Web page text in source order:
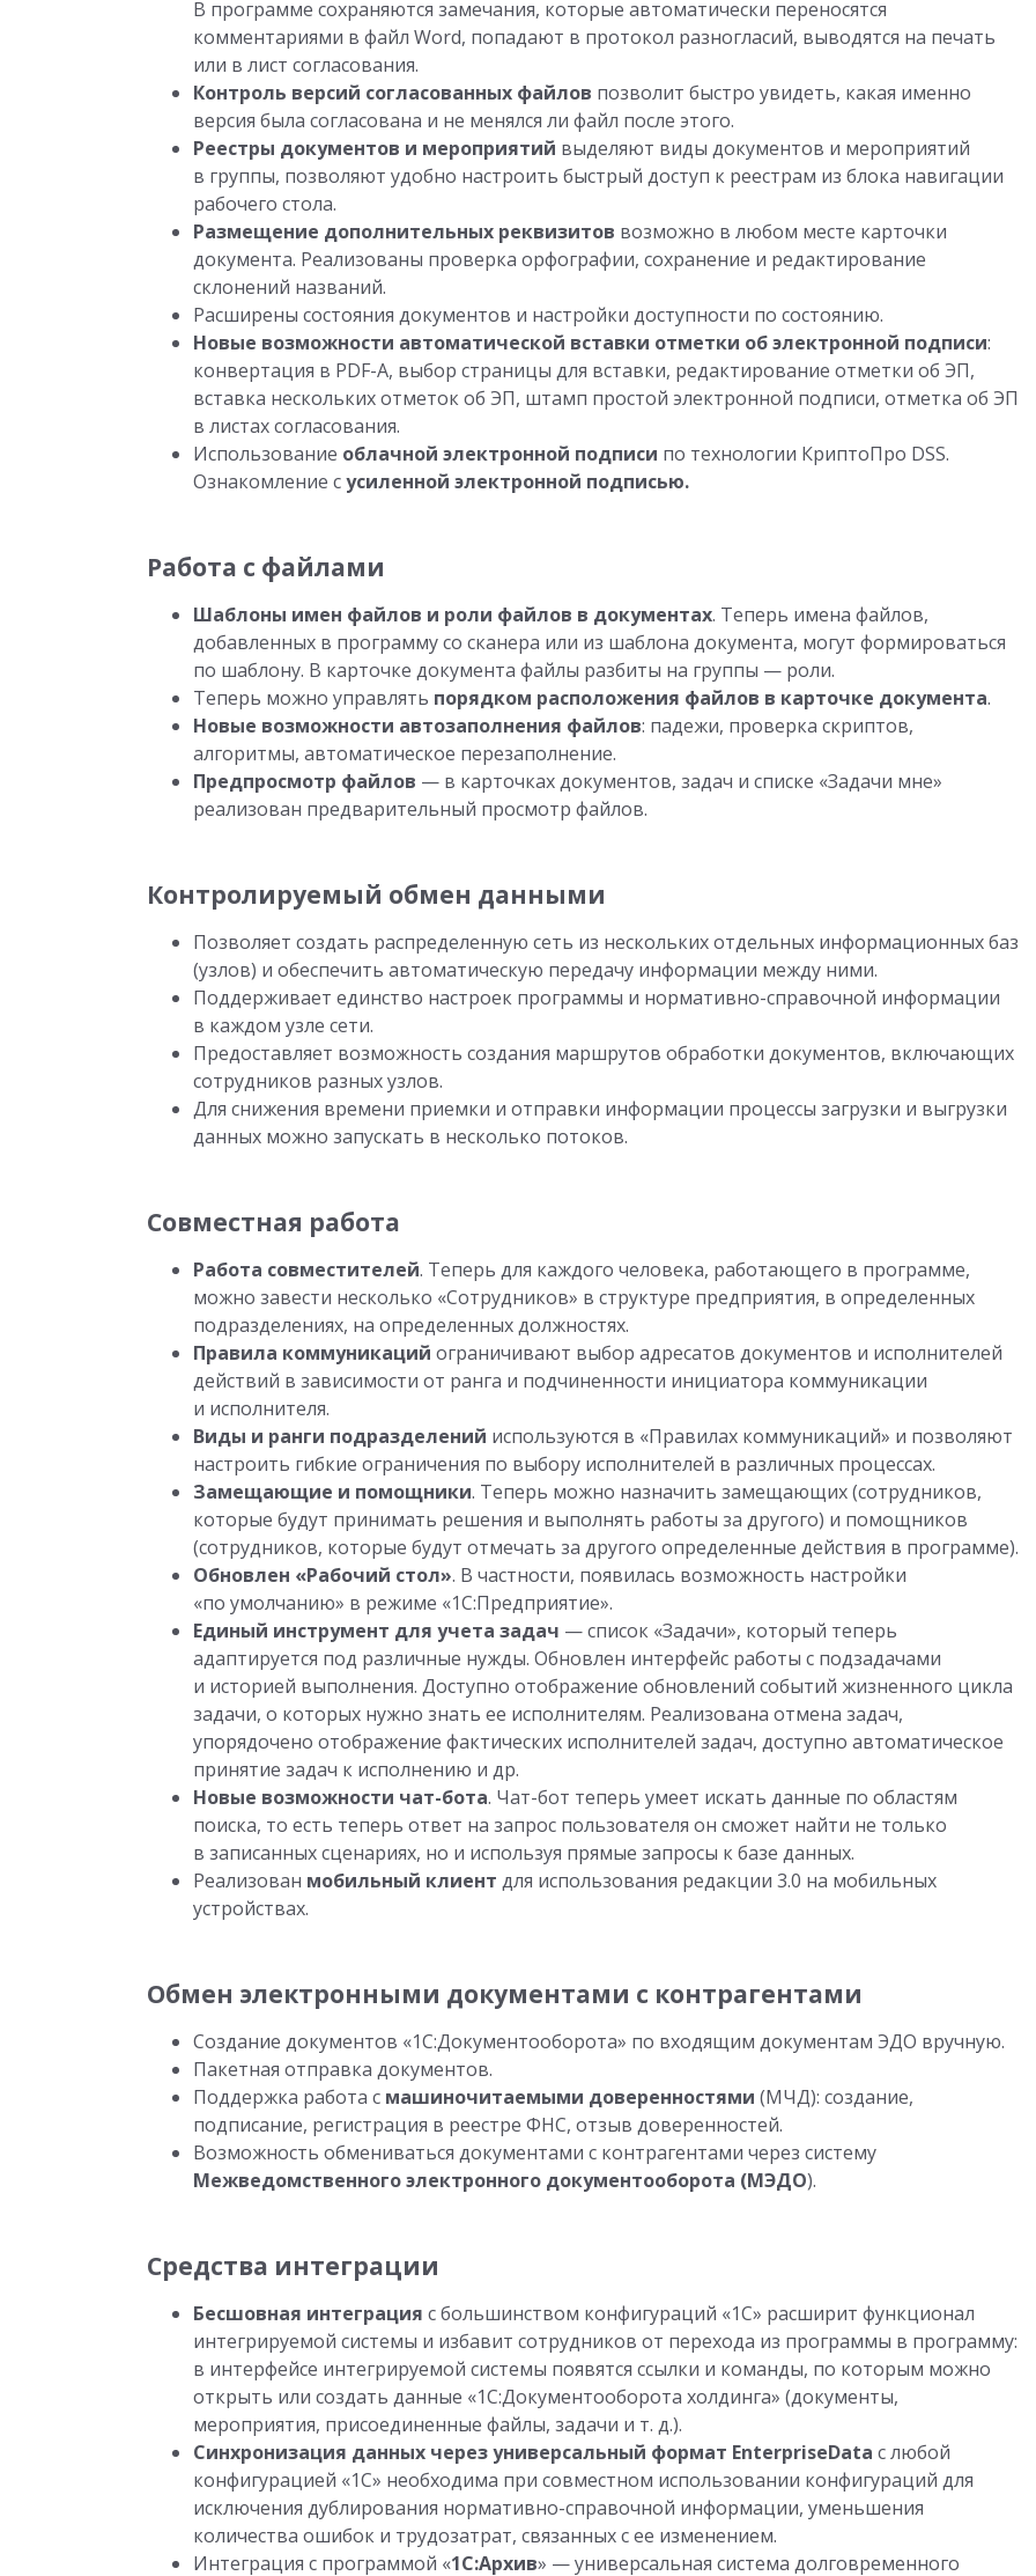
В программе сохраняются замечания, которые автоматически переносятся
комментариями в файл Word, попадают в протокол разногласий, выводятся на печать
или в лист согласования.
Контроль версий согласованных файлов позволит быстро увидеть, какая именно
версия была согласована и не менялся ли файл после этого.
Реестры документов и мероприятий выделяют виды документов и мероприятий
в группы, позволяют удобно настроить быстрый доступ к реестрам из блока навигации
рабочего стола.
Размещение дополнительных реквизитов возможно в любом месте карточки
документа. Реализованы проверка орфографии, сохранение и редактирование
склонений названий.
Расширены состояния документов и настройки доступности по состоянию.
Новые возможности автоматической вставки отметки об электронной подписи:
конвертация в PDF-A, выбор страницы для вставки, редактирование отметки об ЭП,
вставка нескольких отметок об ЭП, штамп простой электронной подписи, отметка об ЭП
в листах согласования.
Использование облачной электронной подписи по технологии КриптоПро DSS.
Ознакомление сусиленной электронной подписью.
Работа с файлами
Шаблоны имен файлов и роли файлов в документах. Теперь имена файлов,
добавленных в программу со сканера или из шаблона документа, могут формироваться
по шаблону. В карточке документа файлы разбиты на группы — роли.
Теперь можно управлять порядком расположения файлов в карточке документа.
Новые возможности автозаполнения файлов: падежи, проверка скриптов,
алгоритмы, автоматическое перезаполнение.
Предпросмотр файлов — в карточках документов, задач и списке «Задачи мне»
реализован предварительный просмотр файлов.
Контролируемый обмен данными
Позволяет создать распределенную сеть из нескольких отдельных информационных баз
(узлов) и обеспечить автоматическую передачу информации между ними.
Поддерживает единство настроек программы и нормативно-справочной информации
в каждом узле сети.
Предоставляет возможность создания маршрутов обработки документов, включающих
сотрудников разных узлов.
Для снижения времени приемки и отправки информации процессы загрузки и выгрузки
данных можно запускать в несколько потоков.
Совместная работа
Работа совместителей. Теперь для каждого человека, работающего в программе,
можно завести несколько «Сотрудников» в структуре предприятия, в определенных
подразделениях, на определенных должностях.
Правила коммуникаций ограничивают выбор адресатов документов и исполнителей
действий в зависимости от ранга и подчиненности инициатора коммуникации
и исполнителя.
Виды и ранги подразделений используются в «Правилах коммуникаций» и позволяют
настроить гибкие ограничения по выбору исполнителей в различных процессах.
Замещающие и помощники. Теперь можно назначить замещающих (сотрудников,
которые будут принимать решения и выполнять работы за другого) и помощников
(сотрудников, которые будут отмечать за другого определенные действия в программе).
Обновлен «Рабочий стол». В частности, появилась возможность настройки
«по умолчанию» в режиме «1С:Предприятие».
Единый инструмент для учета задач — список «Задачи», который теперь
адаптируется под различные нужды. Обновлен интерфейс работы с подзадачами
и историей выполнения. Доступно отображение обновлений событий жизненного цикла
задачи, о которых нужно знать ее исполнителям. Реализована отмена задач,
упорядочено отображение фактических исполнителей задач, доступно автоматическое
принятие задач к исполнению и др.
Новые возможности чат-бота. Чат-бот теперь умеет искать данные по областям
поиска, то есть теперь ответ на запрос пользователя он сможет найти не только
в записанных сценариях, но и используя прямые запросы к базе данных.
Реализован мобильный клиент для использования редакции 3.0 на мобильных
устройствах.
Обмен электронными документами с контрагентами
Создание документов «1С:Документооборота» по входящим документам ЭДО вручную.
Пакетная отправка документов.
Поддержка работа с машиночитаемыми доверенностями (МЧД): создание,
подписание, регистрация в реестре ФНС, отзыв доверенностей.
Возможность обмениваться документами с контрагентами через систему
Межведомственного электронного документооборота (МЭДО).
Средства интеграции
Бесшовная интеграция с большинством конфигураций «1С» расширит функционал
интегрируемой системы и избавит сотрудников от перехода из программы в программу:
в интерфейсе интегрируемой системы появятся ссылки и команды, по которым можно
открыть или создать данные «1С:Документооборота холдинга» (документы,
мероприятия, присоединенные файлы, задачи и т. д.).
Синхронизация данных через универсальный формат EnterpriseData с любой
конфигурацией «1С» необходима при совместном использовании конфигураций для
исключения дублирования нормативно-справочной информации, уменьшения
количества ошибок и трудозатрат, связанных с ее изменением.
Интеграция с программой «1С:Архив» — универсальная система долговременного